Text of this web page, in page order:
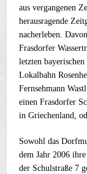
aus vergangenen
herausragende
nacherleben.
Frasdorfer
letzten
Lokalbahn
Fernsehmann
einen Frasdorfer
in Griechenland,
Sowohl das
dem Jahr 2006
der Schulstraße 7